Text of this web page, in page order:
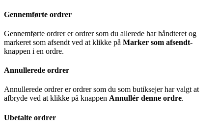
Gennemførte ordrer
Gennemførte ordrer er ordrer som du allerede har håndteret og
markeret som afsendt ved at klikke på Marker som afsendt-
knappen i en ordre.
Annullerede ordrer
Annullerede ordrer er ordrer som du som butiksejer har valgt at
afbryde ved at klikke på knappen Annullér denne ordre.
Ubetalte ordrer